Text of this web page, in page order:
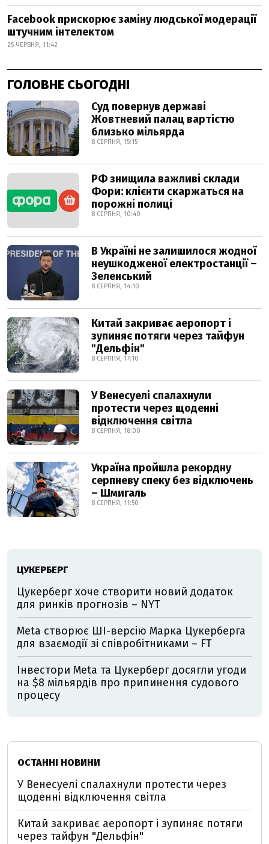
Facebook прискорює заміну людської модерації
штучним інтелектом
25 ЧЕРВНЯ, 11:42
ГОЛОВНЕ СЬОГОДНІ
Суд повернув державі
Жовтневий палац вартістю
близько мільярда
8 СЕРПНЯ, 15:15
РФ знищила важливі склади
Фори: клієнти скаржаться на
порожні полиці
8 СЕРПНЯ, 10:40
В Україні не залишилося жодної
неушкодженої електростанції –
Зеленський
8 СЕРПНЯ, 14:10
Китай закриває аеропорт і
зупиняє потяги через тайфун
"Дельфін"
8 СЕРПНЯ, 17:10
У Венесуелі спалахнули
протести через щоденні
відключення світла
8 СЕРПНЯ, 18:00
Україна пройшла рекордну
серпневу спеку без відключень
– Шмигаль
8 СЕРПНЯ, 11:50
ЦУКЕРБЕРГ
Цукерберг хоче створити новий додаток
для ринків прогнозів – NYT
Meta створює ШІ-версію Марка Цукерберга
для взаємодії зі співробітниками – FT
Інвестори Meta та Цукерберг досягли угоди
на $8 мільярдів про припинення судового
процесу
ОСТАННІ НОВИНИ
У Венесуелі спалахнули протести через
щоденні відключення світла
Китай закриває аеропорт і зупиняє потяги
через тайфун "Дельфін"